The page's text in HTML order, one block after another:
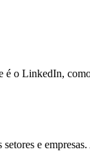
é o LinkedIn,
e